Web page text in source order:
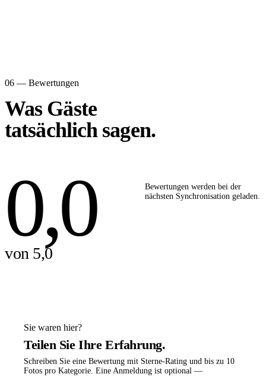
06 — Bewertungen
Was Gäste
tatsächlich sagen.
0,0
von 5,0
Bewertungen werden bei der
nächsten Synchronisation geladen.
Sie waren hier?
Teilen Sie Ihre Erfahrung.
Schreiben Sie eine Bewertung mit Sterne-Rating und bis zu 10
Fotos pro Kategorie. Eine Anmeldung ist optional —